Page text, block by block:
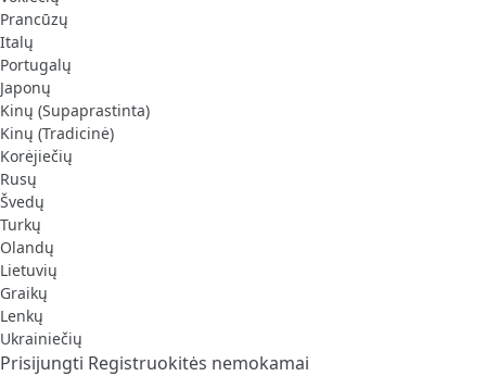
Prancūzų
Italų
Portugalų
Japonų
Kinų (Supaprastinta)
Kinų (Tradicinė)
Korėjiečių
Rusų
Švedų
Turkų
Olandų
Lietuvių
Graikų
Lenkų
Ukrainiečių
Prisijungti Registruokitės nemokamai